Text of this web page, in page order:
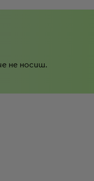
не носиш.